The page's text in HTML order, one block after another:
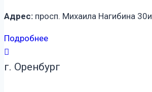
Адрес: просп. Михаила Нагибина 30и
Подробнее
г. Оренбург